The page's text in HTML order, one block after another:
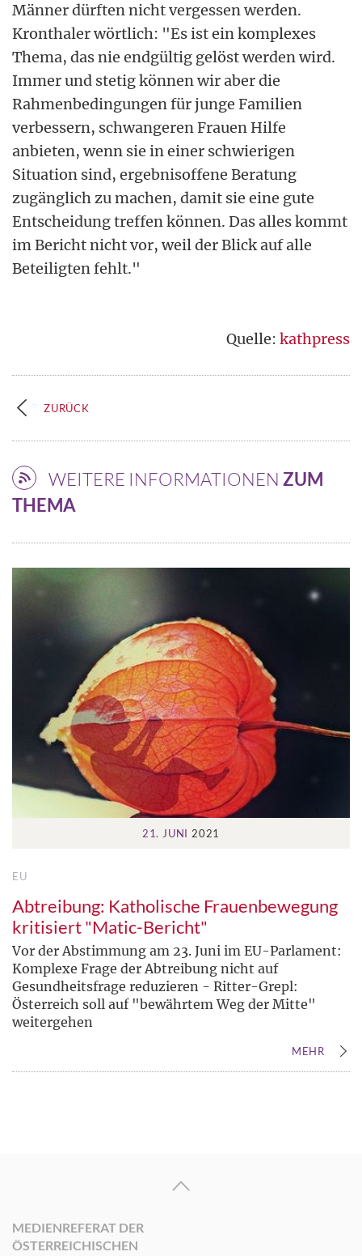
Männer dürften nicht vergessen werden.
Kronthaler wörtlich: "Es ist ein komplexes
Thema, das nie endgültig gelöst werden wird.
Immer und stetig können wir aber die
Rahmenbedingungen für junge Familien
verbessern, schwangeren Frauen Hilfe
anbieten, wenn sie in einer schwierigen
Situation sind, ergebnisoffene Beratung
zugänglich zu machen, damit sie eine gute
Entscheidung treffen können. Das alles kommt
im Bericht nicht vor, weil der Blick auf alle
Beteiligten fehlt."
Quelle: kathpress
ZURÜCK
WEITERE INFORMATIONEN ZUM
THEMA
21. JUNI 2021
EU
Abtreibung: Katholische Frauenbewegung
kritisiert "Matic-Bericht"
Vor der Abstimmung am 23. Juni im EU-Parlament:
Komplexe Frage der Abtreibung nicht auf
Gesundheitsfrage reduzieren - Ritter-Grepl:
Österreich soll auf "bewährtem Weg der Mitte"
weitergehen
MEHR
MEDIENREFERAT DER
ÖSTERREICHISCHEN